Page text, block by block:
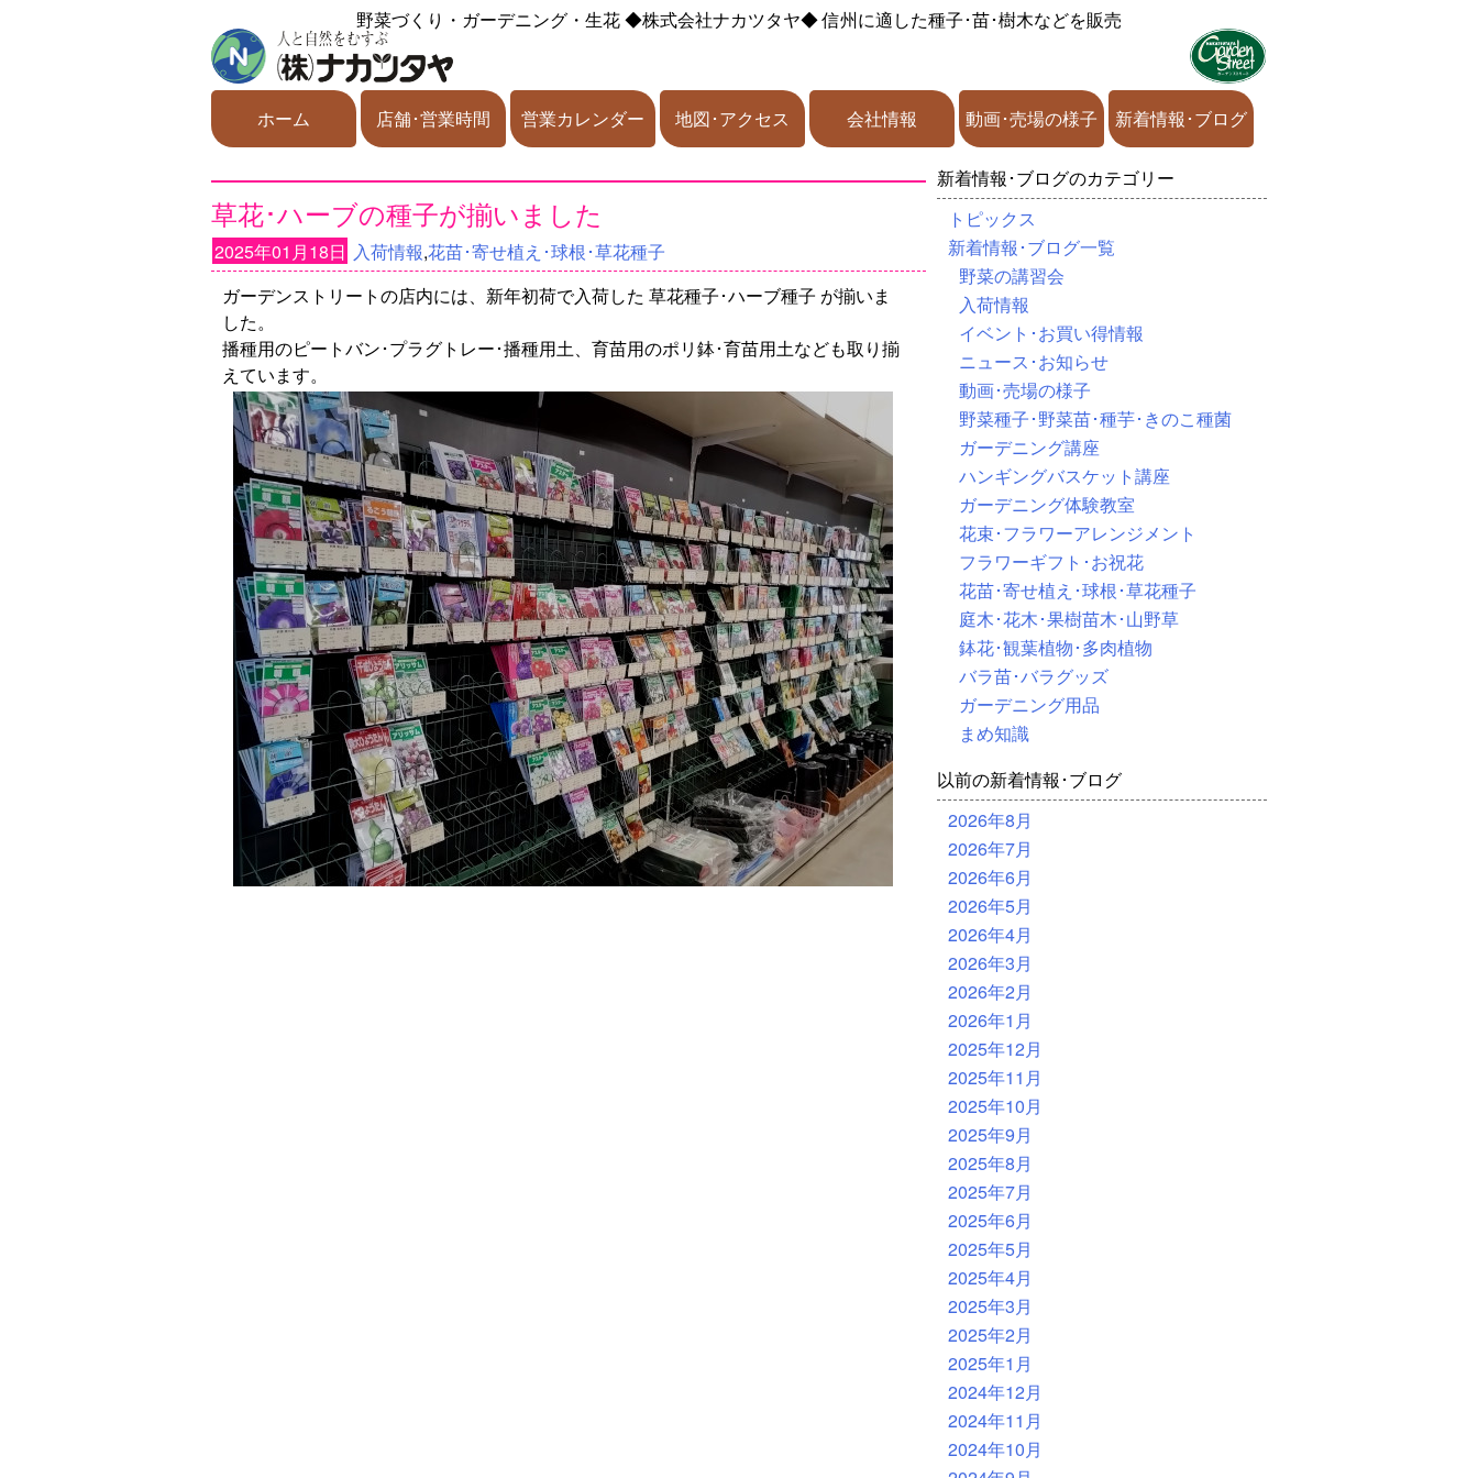
野菜づくり・ガーデニング・生花◆株式会社ナカツタヤ◆信州に適した種子･苗･樹木などを販売
ホーム 店舗･営業時間 営業カレンダー 地図･アクセス 会社情報 動画･売場の様子 新着情報･ブログ
草花･ハーブの種子が揃いました
2025年01月18日 入荷情報,花苗･寄せ植え･球根･草花種子
ガーデンストリートの店内には、新年初荷で入荷した 草花種子･ハーブ種子 が揃いま
した。
播種用のピートバン･プラグトレー･播種用土、育苗用のポリ鉢･育苗用土なども取り揃
えています。
新着情報･ブログのカテゴリー
トピックス
新着情報･ブログ一覧
野菜の講習会
入荷情報
イベント･お買い得情報
ニュース･お知らせ
動画･売場の様子
野菜種子･野菜苗･種芋･きのこ種菌
ガーデニング講座
ハンギングバスケット講座
ガーデニング体験教室
花束･フラワーアレンジメント
フラワーギフト･お祝花
花苗･寄せ植え･球根･草花種子
庭木･花木･果樹苗木･山野草
鉢花･観葉植物･多肉植物
バラ苗･バラグッズ
ガーデニング用品
まめ知識
以前の新着情報･ブログ
2026年8月
2026年7月
2026年6月
2026年5月
2026年4月
2026年3月
2026年2月
2026年1月
2025年12月
2025年11月
2025年10月
2025年9月
2025年8月
2025年7月
2025年6月
2025年5月
2025年4月
2025年3月
2025年2月
2025年1月
2024年12月
2024年11月
2024年10月